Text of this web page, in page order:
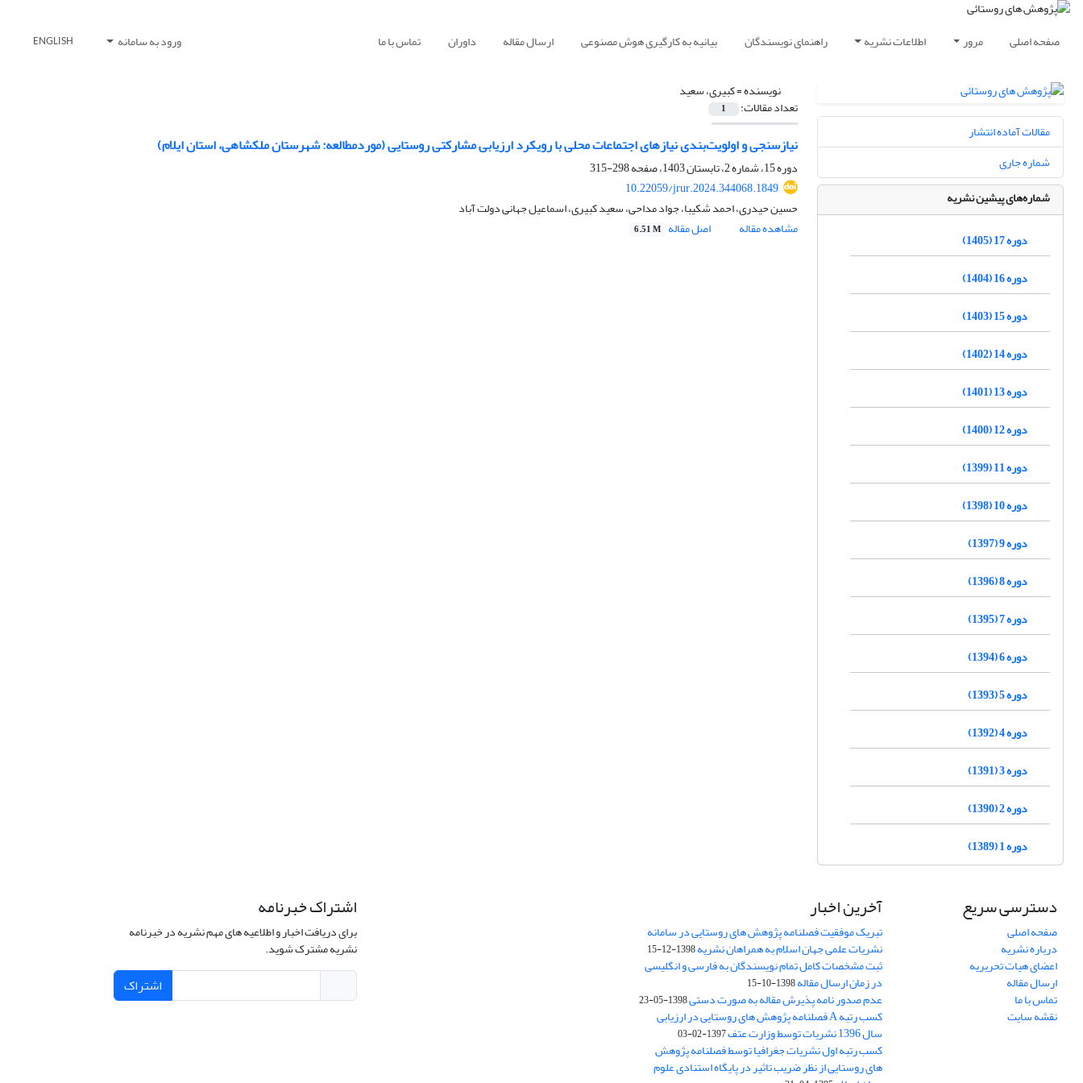
صفحه اصلی مرور اطلاعات نشریه راهنمای نویسندگان بیانیه به کارگیری هوش مصنوعی ارسال مقاله داوران تماس با ما ورود به سامانه ENGLISH
نویسنده =کبیری، سعید
تعداد مقالات: 1
نیازسنجی و اولویت‌بندی نیازهای اجتماعات محلی با رویکرد ارزیابی مشارکتی روستایی (موردمطالعه: شهرستان ملکشاهی، استان ایلام)
دوره 15، شماره 2، تابستان 1403، صفحه
298-315
10.22059/jrur.2024.344068.1849
حسین حیدری، احمد شکیبا، جواد مداحی، سعید کبیری، اسماعیل جهانی دولت آباد
مشاهده مقاله
اصل مقاله 6.51 M
مقالات آماده انتشار
شماره جاری
شماره‌های پیشین نشریه
دوره 17 (1405)
دوره 16 (1404)
دوره 15 (1403)
دوره 14 (1402)
دوره 13 (1401)
دوره 12 (1400)
دوره 11 (1399)
دوره 10 (1398)
دوره 9 (1397)
دوره 8 (1396)
دوره 7 (1395)
دوره 6 (1394)
دوره 5 (1393)
دوره 4 (1392)
دوره 3 (1391)
دوره 2 (1390)
دوره 1 (1389)
دسترسی سریع
صفحه اصلی
درباره نشریه
اعضای هیات تحریریه
ارسال مقاله
تماس با ما
نقشه سایت
آخرین اخبار
تبریک موفقیت فصلنامه پژوهش های روستایی در سامانه
نشریات علمی جهان اسلام به همراهان نشریه1398-12-15
ثبت مشخصات کامل تمام نویسندگان به فارسی و انگلیسی
در زمان ارسال مقاله1398-10-15
عدم صدور نامه پذیرش مقاله به صورت دستی1398-05-23
کسب رتبه A فصلنامه پژوهش های روستایی در ارزیابی
سال 1396 نشریات توسط وزارت عتف 1397-02-03
کسب رتبه اول نشریات جغرافیا توسط فصلنامه پژوهش
های روستایی از نظر ضریب تاثیر در پایگاه استنادی علوم
اشتراک خبرنامه
برای دریافت اخبار و اطلاعیه های مهم نشریه در خبرنامه
نشریه مشترک شوید.
اشتراک